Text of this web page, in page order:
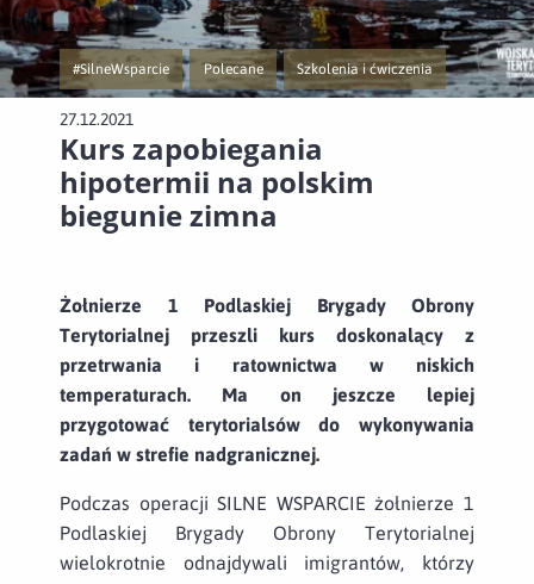
#SilneWsparcie
Przejście do nowej strony z listą publikacji o kategorii #SilneWsparcie
Polecane
Przejście do nowej strony z listą publikacji o
Szkolenia i ćwiczenia
Przejście do nowej strony z listą
27.12.2021
Kurs zapobiegania
hipotermii na polskim
biegunie zimna
Żołnierze 1 Podlaskiej Brygady Obrony
Terytorialnej przeszli kurs doskonalący z
przetrwania i ratownictwa w niskich
temperaturach. Ma on jeszcze lepiej
przygotować terytorialsów do wykonywania
zadań w strefie nadgranicznej.
Podczas operacji SILNE WSPARCIE żołnierze 1
Podlaskiej Brygady Obrony Terytorialnej
wielokrotnie odnajdywali imigrantów, którzy